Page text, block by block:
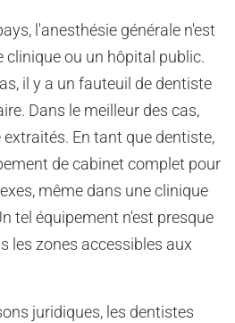
l'anesthésie générale n'est
clinique ou un hôpital public.
il y a un fauteuil de dentiste
Dans le meilleur des cas,
extraités. En tant que dentiste,
de cabinet complet pour
même dans une clinique
tel équipement n'est presque
les zones accessibles aux
juridiques, les dentistes